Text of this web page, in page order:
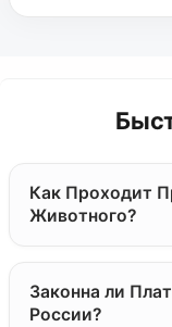
Petopic
Как Проходит
Животного?
Законна ли
России?